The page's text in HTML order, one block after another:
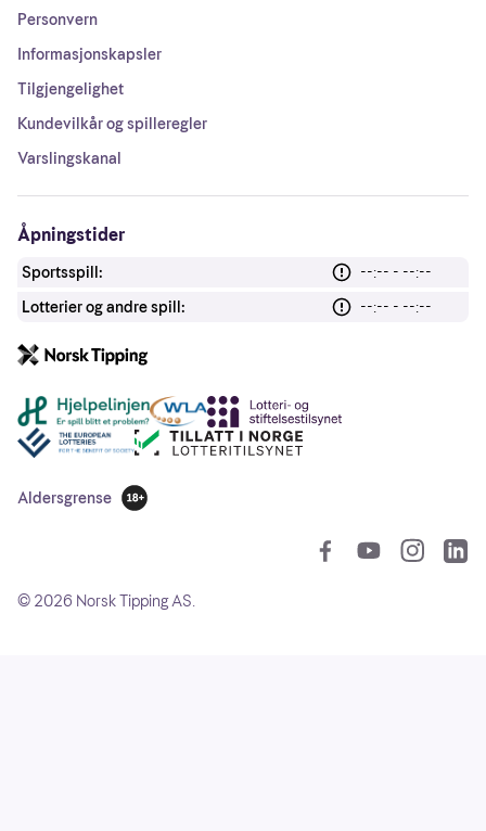
Personvern
Informasjonskapsler
Tilgjengelighet
Kundevilkår og spilleregler
Varslingskanal
Åpningstider
Sportsspill:
--:-- - --:--
Lotterier og andre spill:
--:-- - --:--
Andre lenker
Aldersgrense
18 år
© 2026 Norsk Tipping AS.